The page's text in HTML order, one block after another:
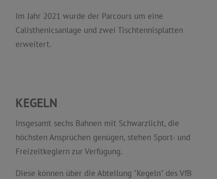
Im Jahr 2021 wurde der Parcours um eine
Calisthenicsanlage und zwei Tischtennisplatten
erweitert.
KEGELN
Insgesamt sechs Bahnen mit Schwarzlicht, die
höchsten Ansprüchen genügen, stehen Sport- und
Freizeitkeglern zur Verfügung.
Diese können über die Abteilung "Kegeln" des VfB